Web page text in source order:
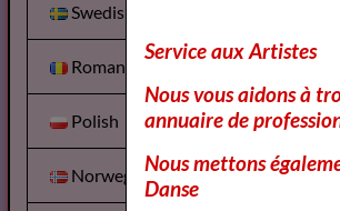
Swedish
Romanian
Polish
Norwegian
Service aux Artistes
Nous vous aidons à
annuaire de
Nous mettons
Danse